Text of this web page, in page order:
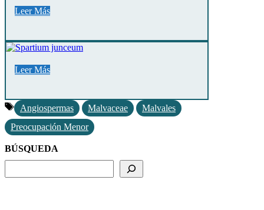
Leer Más
Leer Más
Etiquetas
Angiospermas Malvaceae
Malvales
Preocupación Menor
BÚSQUEDA